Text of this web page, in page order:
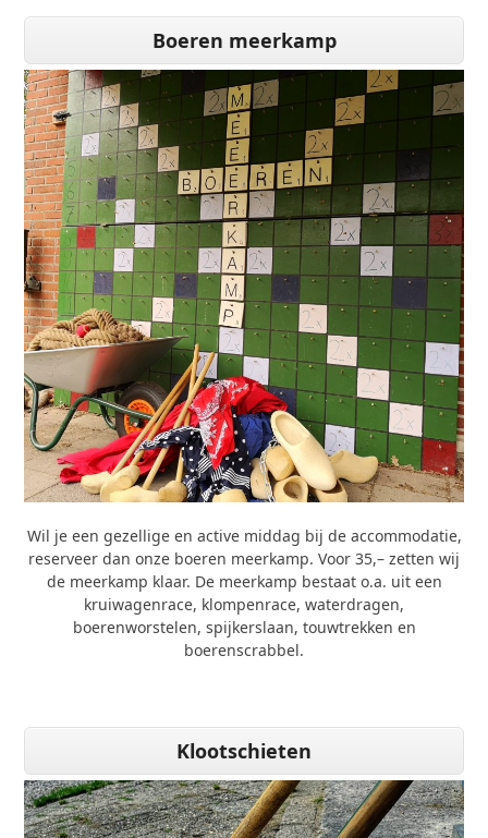
Boeren meerkamp
Wil je een gezellige en active middag bij de accommodatie,
reserveer dan onze boeren meerkamp. Voor 35,– zetten wij
de meerkamp klaar. De meerkamp bestaat o.a. uit een
kruiwagenrace, klompenrace, waterdragen,
boerenworstelen, spijkerslaan, touwtrekken en
boerenscrabbel.
Klootschieten